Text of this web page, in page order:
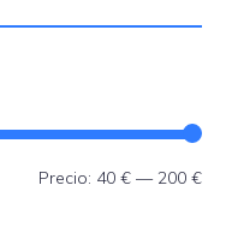
Precio: 40 € — 200 €